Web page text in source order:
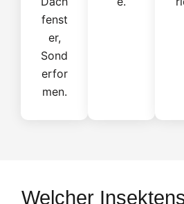
fenst
er,
Sond
erfor
men.
Welcher